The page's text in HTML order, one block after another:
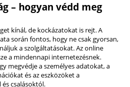
– hogyan védd meg
kínál, de kockázatokat is rejt. A
során fontos, hogy ne csak gyorsan,
a szolgáltatásokat. Az online
a mindennapi internetezésnek.
megvédje a személyes adatokat, a
és az eszközöket a
csalásoktól.